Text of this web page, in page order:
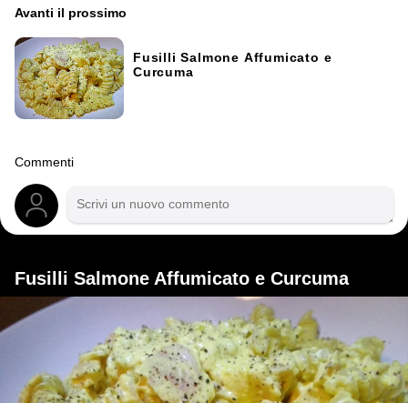
Avanti il ​​prossimo
Fusilli Salmone Affumicato e
Curcuma
Commenti
Fusilli Salmone Affumicato e Curcuma